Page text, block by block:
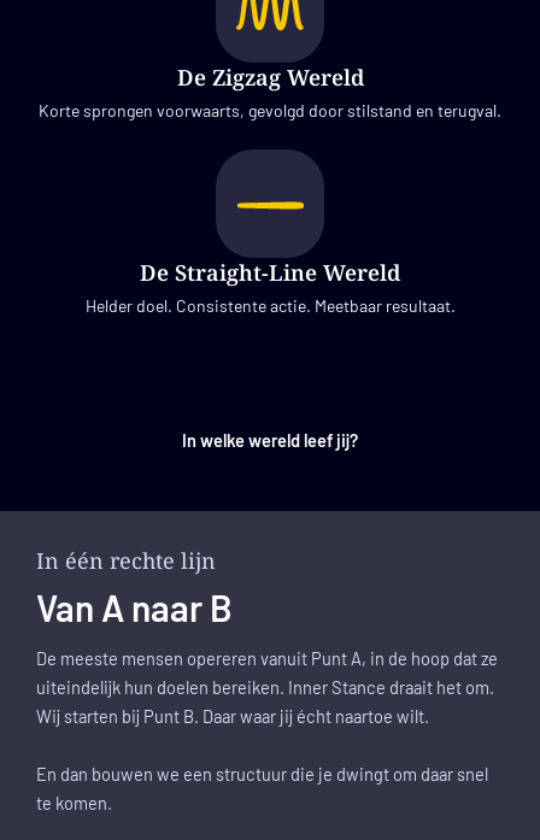
De Zigzag Wereld
Korte sprongen voorwaarts, gevolgd door stilstand en terugval.
De Straight-Line Wereld
Helder doel. Consistente actie. Meetbaar resultaat.
In welke wereld leef jij?
In één rechte lijn
Van A naar B
De meeste mensen opereren vanuit Punt A, in de hoop dat ze
uiteindelijk hun doelen bereiken. Inner Stance draait het om.
Wij starten bij Punt B. Daar waar jij écht naartoe wilt.
En dan bouwen we een structuur die je dwingt om daar snel
te komen.